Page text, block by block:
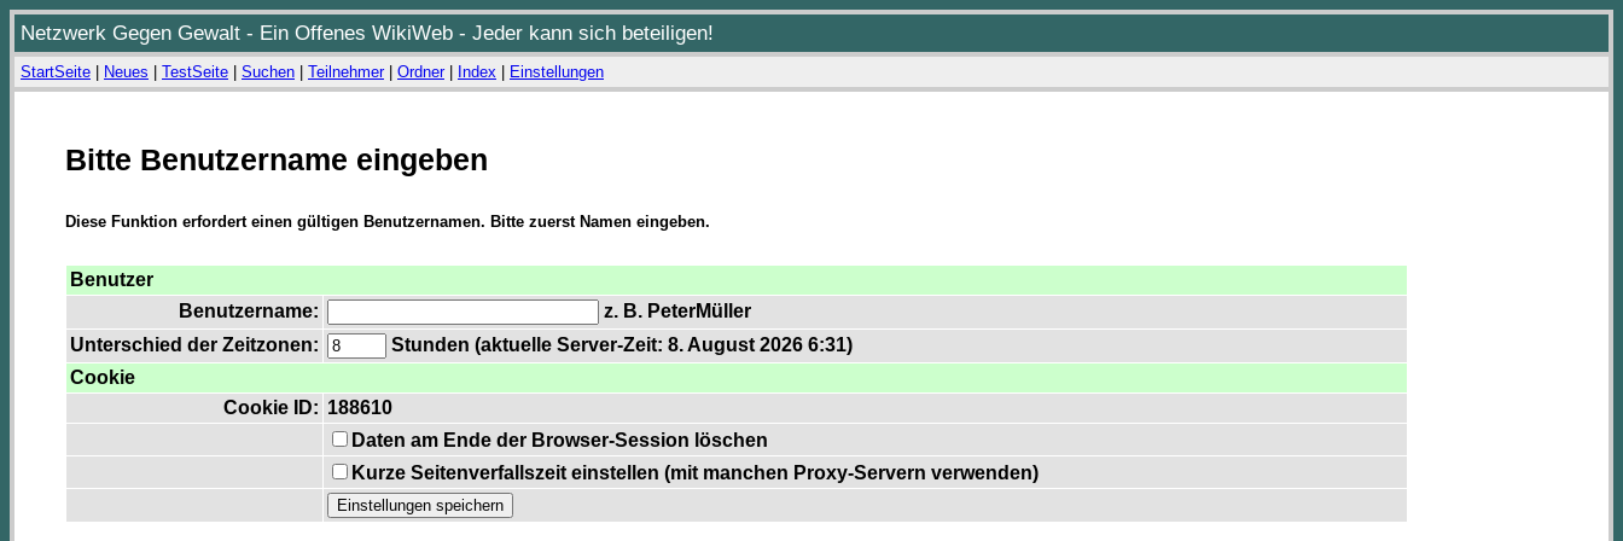
Netzwerk Gegen Gewalt - Ein Offenes WikiWeb - Jeder kann sich beteiligen!
StartSeite Neues TestSeite Suchen Teilnehmer| Ordner| Index Einstellungen
Bitte Benutzername eingeben
Diese Funktion erfordert einen gültigen Benutzernamen. Bitte zuerst Namen eingeben.
Benutzer
Benutzername:
z. B. PeterMüller
Unterschied der Zeitzonen:
Stunden (aktuelle Server-Zeit: 8. August 2026 6:31)
Cookie
Cookie ID: 188610
Daten am Ende der Browser-Session löschen
Kurze Seitenverfallszeit einstellen (mit manchen Proxy-Servern verwenden)